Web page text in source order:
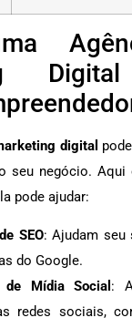
digital
seu negócio. Aqui
pode ajudar:
SEO: Ajudam seu
do Google.
de Mídia Social :
redes sociais,